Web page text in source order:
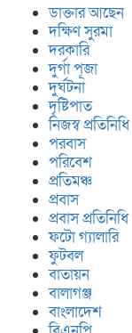
ডাক্তার আছেন
দক্ষিণ সুরমা
দরকারি
দুর্গা পূজা
দুর্ঘটনা
দৃষ্টিপাত
নিজস্ব প্রতিনিধি
পরবাস
পরিবেশ
প্রতিমঞ্চ
প্রবাস
প্রবাস প্রতিনিধি
ফটো গ্যালারি
ফুটবল
বাতায়ন
বালাগঞ্জ
বাংলাদেশ